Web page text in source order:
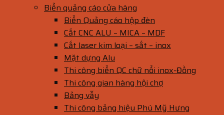
Biển quảng cáo cửa hàng
Biển Quảng cáo hộp đèn
Cắt CNC ALU – MICA – MDF
Cắt laser kim loại – sắt – inox
Mặt dựng Alu
Thi công biển QC chữ nổi inox-Đồng
Thi công gian hàng hội chợ
Bảng vẫy
Thi công bảng hiệu Phú Mỹ Hưng